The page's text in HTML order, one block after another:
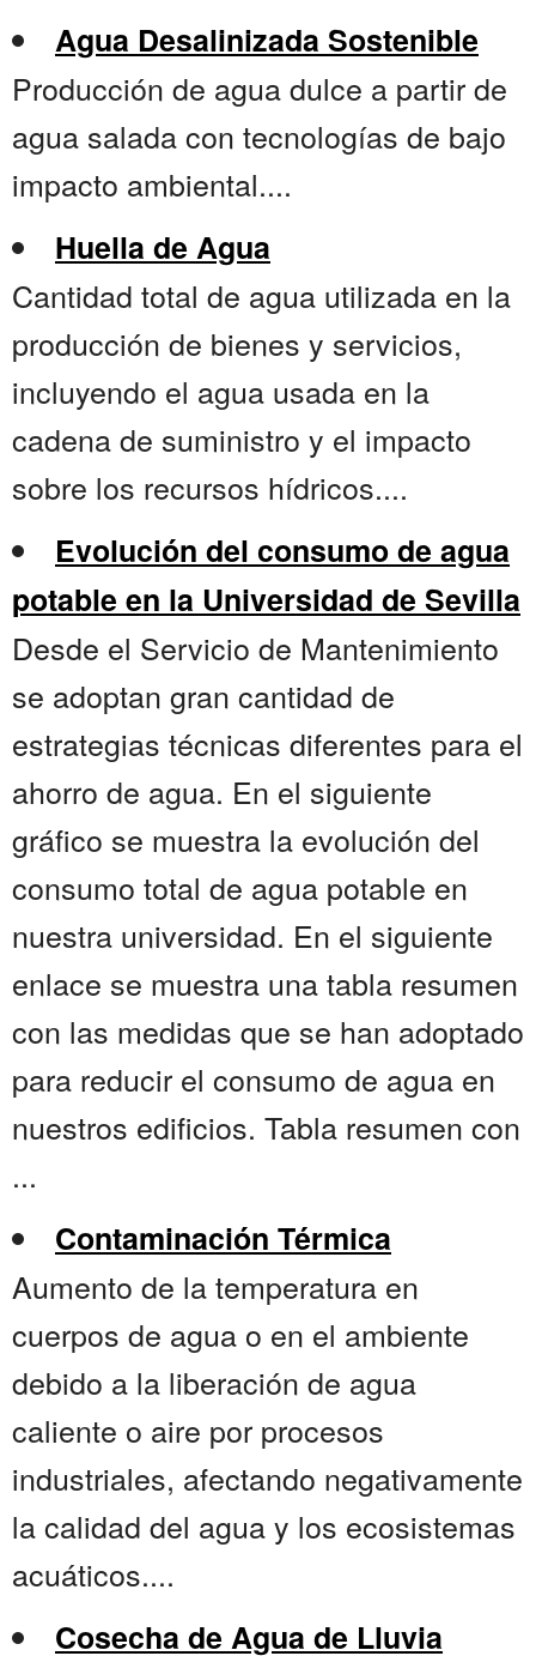
Agua Desalinizada Sostenible
Producción de agua dulce a partir de
agua salada con tecnologías de bajo
impacto ambiental....
Huella de Agua
Cantidad total de agua utilizada en la
producción de bienes y servicios,
incluyendo el agua usada en la
cadena de suministro y el impacto
sobre los recursos hídricos....
Evolución del consumo de agua
potable en la Universidad de Sevilla
Desde el Servicio de Mantenimiento
se adoptan gran cantidad de
estrategias técnicas diferentes para el
ahorro de agua. En el siguiente
gráfico se muestra la evolución del
consumo total de agua potable en
nuestra universidad. En el siguiente
enlace se muestra una tabla resumen
con las medidas que se han adoptado
para reducir el consumo de agua en
nuestros edificios. Tabla resumen con
...
Contaminación Térmica
Aumento de la temperatura en
cuerpos de agua o en el ambiente
debido a la liberación de agua
caliente o aire por procesos
industriales, afectando negativamente
la calidad del agua y los ecosistemas
acuáticos....
Cosecha de Agua de Lluvia